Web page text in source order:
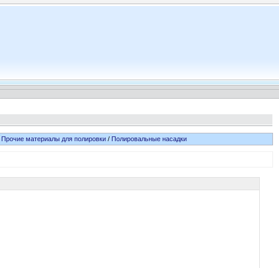
Прочие материалы для полировки/Полировальные насадки